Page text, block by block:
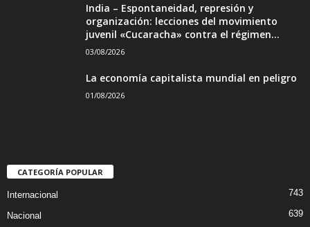
India – Espontaneidad, represión y
organización: lecciones del movimiento
juvenil «Cucaracha» contra el régimen...
03/08/2026
La economía capitalista mundial en peligro
01/08/2026
CATEGORÍA POPULAR
Internacional 743
Nacional 639